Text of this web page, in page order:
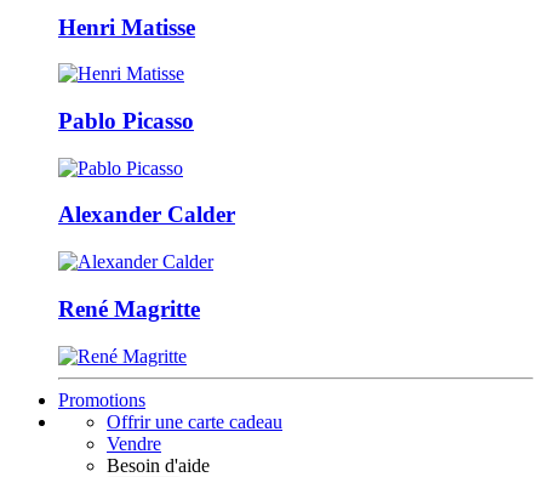
Henri Matisse
Pablo Picasso
Alexander Calder
René Magritte
Promotions
Offrir une carte cadeau
Vendre
Besoin d'aide